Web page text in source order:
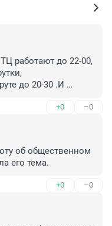
работают до 22-00,
до 20-30 .И
во сколько
+0 –0
об общественном
его тема.
+0 –0